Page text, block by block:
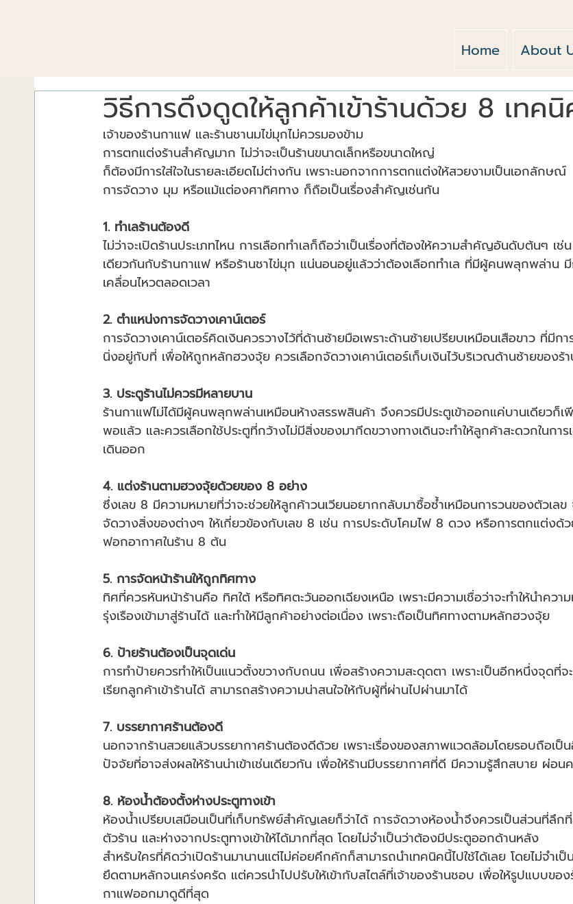
Home About
วิธีการดึงดูดให้ลูกค้าเข้าร้านด้วย 8 เทคนิ
เจ้าของร้านกาแฟ และร้านชานมไข่มุกไม่ควรมองข้าม
การตกแต่งร้านสำคัญมาก ไม่ว่าจะเป็นร้านขนาดเล็กหรือขนาดใหญ่
ก็ต้องมีการใส่ใจในรายละเอียดไม่ต่างกัน เพราะนอกจากการตกแต่งให้สวยงามเป็นเอกลักษณ์
การจัดวาง มุม หรือแม้แต่องศาทิศทาง ก็ถือเป็นเรื่องสำคัญเช่นกัน
1. ทำเลร้านต้องดี
ไม่ว่าจะเปิดร้านประเภทไหน การเลือกทำเลก็ถือว่าเป็นเรื่องที่ต้องให้ความสำคัญอันดับต้นๆ เช่น
เดียวกันกับร้านกาแฟ หรือร้านชาไข่มุก แน่นอนอยู่แล้วว่าต้องเลือกทำเล ที่มีผู้คนพลุกพล่าน
เคลื่อนไหวตลอดเวลา
2. ตำแหน่งการจัดวางเคาน์เตอร์
การจัดวางเคาน์เตอร์คิดเงินควรวางไว้ที่ด้านซ้ายมือเพราะด้านซ้ายเปรียบเหมือนเสือขาว ที่มีก
นิ่งอยู่กับที่ เพื่อให้ถูกหลักฮวงจุ้ย ควรเลือกจัดวางเคาน์เตอร์เก็บเงินไว้บริเวณด้านซ้ายของร้
3. ประตูร้านไม่ควรมีหลายบาน
ร้านกาแฟไม่ได้มีผู้คนพลุกพล่านเหมือนห้างสรรพสินค้า จึงควรมีประตูเข้าออกแค่บานเดียวก็เ
พอแล้ว และควรเลือกใช้ประตูที่กว้างไม่มีสิ่งของมากีดขวางทางเดินจะทำให้ลูกค้าสะดวกในการ
เดินออก
4. แต่งร้านตามฮวงจุ้ยด้วยของ 8 อย่าง
ซึ่งเลข 8 มีความหมายที่ว่าจะช่วยให้ลูกค้าวนเวียนอยากกลับมาซื้อซ้ำเหมือนการวนของตัวเล
จัดวางสิ่งของต่างๆ ให้เกี่ยวข้องกับเลข 8 เช่น การประดับโคมไฟ 8 ดวง หรือการตกแต่งด้
ฟอกอากาศในร้าน 8 ต้น
5. การจัดหน้าร้านให้ถูกทิศทาง
ทิศที่ควรหันหน้าร้านคือ ทิศใต้ หรือทิศตะวันออกเฉียงเหนือ เพราะมีความเชื่อว่าจะทำให้นำควา
รุ่งเรืองเข้ามาสู่ร้านได้ และทำให้มีลูกค้าอย่างต่อเนื่อง เพราะถือเป็นทิศทางตามหลักฮวงจุ้ย
6. ป้ายร้านต้องเป็นจุดเด่น
การทำป้ายควรทำให้เป็นแนวตั้งขวางกับถนน เพื่อสร้างความสะดุดตา เพราะเป็นอีกหนึ่งจุดที่จ
เรียกลูกค้าเข้าร้านได้ สามารถสร้างความน่าสนใจให้กับผู้ที่ผ่านไปผ่านมาได้
7. บรรยากาศร้านต้องดี
นอกจากร้านสวยแล้วบรรยากาศร้านต้องดีด้วย เพราะเรื่องของสภาพแวดล้อมโดยรอบถือเป็
ปัจจัยที่อาจส่งผลให้ร้านน่าเข้าเช่นเดียวกัน เพื่อให้ร้านมีบรรยากาศที่ดี มีความรู้สึกสบาย ผ่อน
8. ห้องน้ำต้องตั้งห่างประตูทางเข้า
ห้องน้ำเปรียบเสมือนเป็นที่เก็บทรัพย์สำคัญเลยก็ว่าได้ การจัดวางห้องน้ำจึงควรเป็นส่วนที่ลึก
ตัวร้าน และห่างจากประตูทางเข้าให้ได้มากที่สุด โดยไม่จำเป็นว่าต้องมีประตูออกด้านหลัง
สำหรับใครที่คิดว่าเปิดร้านมานานแต่ไม่ค่อยคึกคักก็สามารถนำเทคนิคนี้ไปใช้ได้เลย โดยไม่จำเป็
ยึดตามหลักจนเคร่งครัด แต่ควรนำไปปรับให้เข้ากับสไตล์ที่เจ้าของร้านชอบ เพื่อให้รูปแบบของ
กาแฟออกมาดูดีที่สุด